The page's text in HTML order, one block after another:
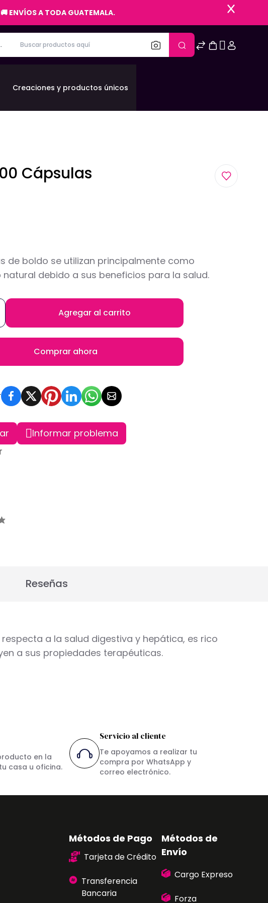
ENVÍOS A TODA GUATEMALA.
Creaciones y productos únicos
Cápsulas
de boldo se utilizan principalmente como
natural debido a sus beneficios para la salud.
Agregar al carrito
Comprar ahora
Informar problema
Reseñas
a la salud digestiva y hepática, es rico
a sus propiedades terapéuticas.
en la
casa u oficina.
Servicio al cliente
Te apoyamos a realizar tu
compra por WhatsApp y
correo electrónico.
Métodos de Pago
Tarjeta de Crédito
Transferencia
Bancaria
Métodos de
Envío
Cargo Expreso
Forza